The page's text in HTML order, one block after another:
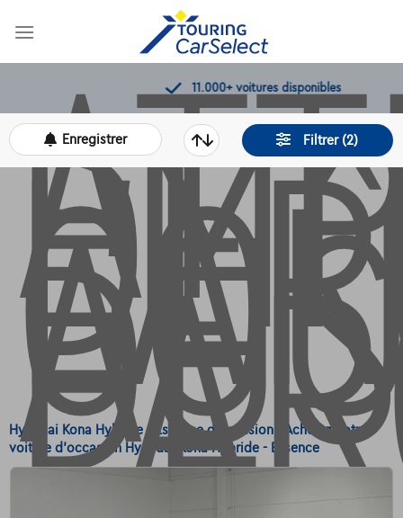
11.000+voitures disponibles
Filtrer (2)
Enregistrer
Hyundai Kona Hybride - Essence d'occasion - Achetez votre
voiture d'occasion Hyundai Kona Hybride - Essence
DE
DE